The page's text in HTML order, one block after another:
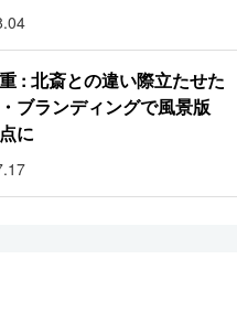
: 北斎との違い際立たせた
ブランディングで風景版
に